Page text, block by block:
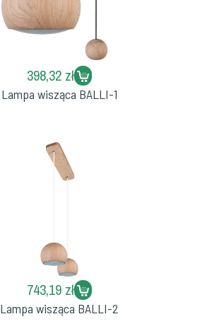
398,32 zł
Lampa wisząca BALLI-1
743,19 zł
Lampa wisząca BALLI-2